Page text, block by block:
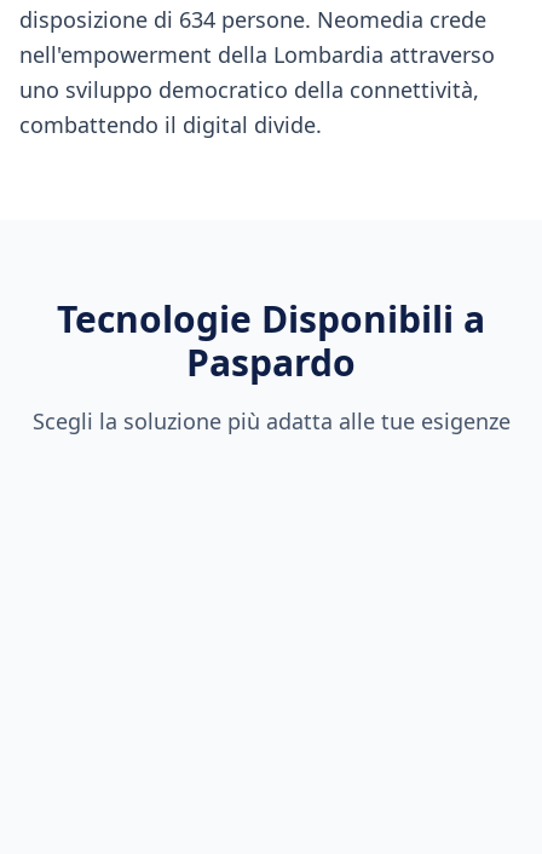
disposizione di 634 persone. Neomedia crede
nell'empowerment della Lombardia attraverso
uno sviluppo democratico della connettività,
combattendo il digital divide.
Tecnologie Disponibili a
Paspardo
Scegli la soluzione più adatta alle tue esigenze